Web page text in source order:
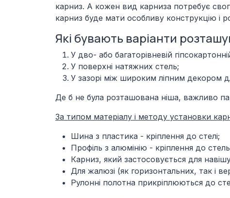
карниз. А кожен вид карниза потребує
карниз буде мати особливу конструкцію і
Які бувають варіанти
У дво- або багаторівневій
У поверхні натяжних стель;
У зазорі між широким ліпним декором
Де б не була розташована ніша, важливо
За типом матеріалу і методу установки
Шина з пластика - кріплення до стелі;
Профіль з алюмінію - кріплення до
Карниз, який застосовується для
Для жалюзі (як горизонтальних, так і
Рулонні полотна прикріплюються до